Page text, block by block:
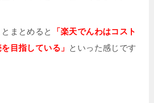
まとめると
「楽天でんわはコスト
目指している」 といった感じです